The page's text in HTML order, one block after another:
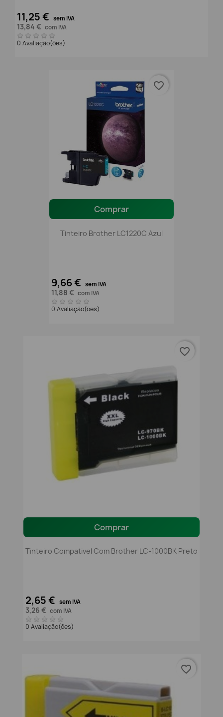
11,25 € sem IVA
13,84 € com IVA
0 Avaliação(ões)
Comprar
Tinteiro Brother LC1220C Azul
9,66 € sem IVA
11,88 € com IVA
0 Avaliação(ões)
favorite_border
Comprar
Tinteiro Compativel Com Brother LC-1000BK Preto
2,65 € sem IVA
3,26 € com IVA
0 Avaliação(ões)
favorite_border
favorite_border